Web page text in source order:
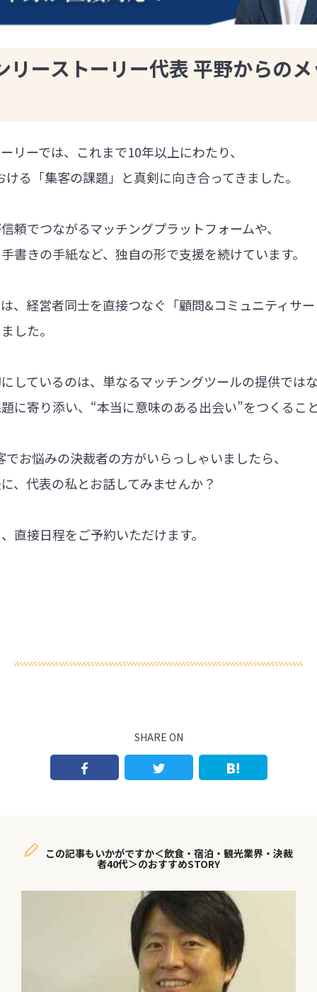
リーストーリー代表 平野からの
リーでは、これまで10年以上にわたり、
る「集客の課題」と真剣に向き合ってきました。
頼でつながるマッチングプラットフォームや、
書きの手紙など、独自の形で支援を続けています。
、経営者同士を直接つなぐ「顧問&コミュニティサ
した。
しているのは、単なるマッチングツールの提供では
に寄り添い、“本当に意味のある出会い”をつくるこ
お悩みの決裁者の方がいらっしゃいましたら、
、代表の私とお話してみませんか？
直接日程をご予約いただけます。
SHARE ON
この記事もいかがですか＜飲食・宿泊・観光業界・決裁
者40代＞のおすすめSTORY